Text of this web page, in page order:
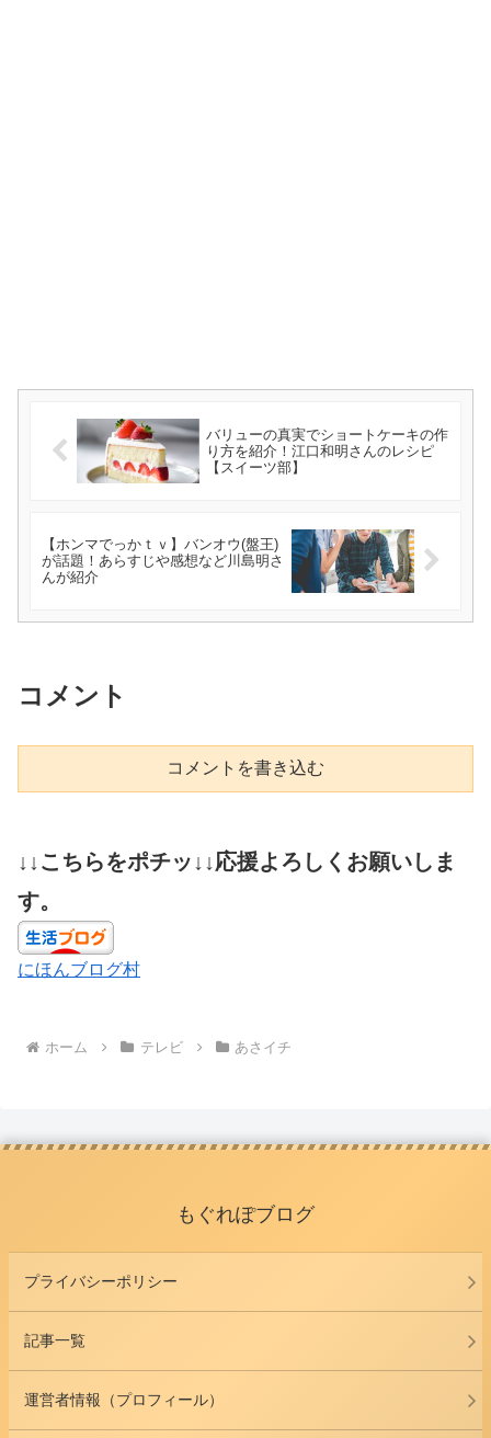
バリューの真実でショートケーキの作
り方を紹介！江口和明さんのレシピ
【スイーツ部】
【ホンマでっかｔｖ】バンオウ(盤王)
が話題！あらすじや感想など川島明さ
んが紹介
コメント
コメントを書き込む
↓↓こちらをポチッ↓↓応援よろしくお願いしま
す。
にほんブログ村
ホーム テレビ あさイチ
もぐれぽブログ
プライバシーポリシー
記事一覧
運営者情報（プロフィール）